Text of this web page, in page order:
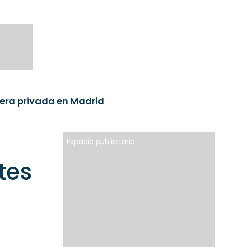
privada en Madrid
Espacio publicitario